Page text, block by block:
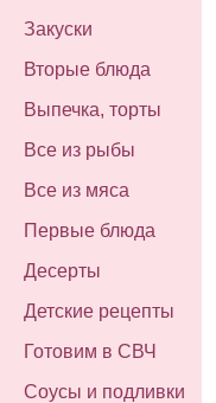
Закуски
Вторые блюда
Выпечка, торты
Все из рыбы
Все из мяса
Первые блюда
Десерты
Детские рецепты
Готовим в СВЧ
Соусы и подливки